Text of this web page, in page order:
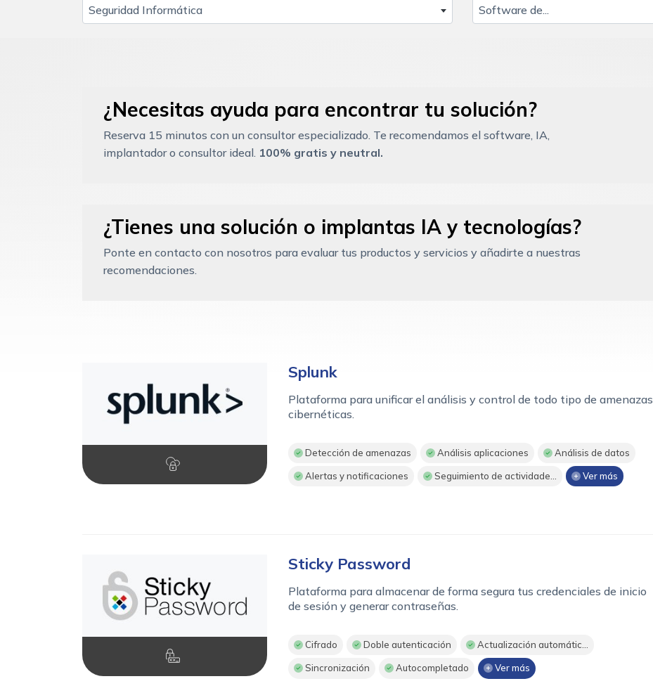
Seguridad Informática Software de...
¿Necesitas ayuda para encontrar tu solución?
Reserva 15 minutos con un consultor especializado. Te recomendamos el software, IA,
implantador o consultor ideal. 100% gratis y neutral.
¿Tienes una solución o implantas IA y tecnologías?
Ponte en contacto con nosotros para evaluar tus productos y servicios y añadirte a nuestras
recomendaciones.
Splunk
Plataforma para unificar el análisis y control de todo tipo de amenazas
cibernéticas.
Detección de amenazas Análisis aplicaciones Análisis de datos
Alertas y notificaciones Seguimiento de actividade... Ver más
Sticky Password
Plataforma para almacenar de forma segura tus credenciales de inicio
de sesión y generar contraseñas.
Cifrado Doble autenticación Actualización automátic...
Sincronización Autocompletado Ver más